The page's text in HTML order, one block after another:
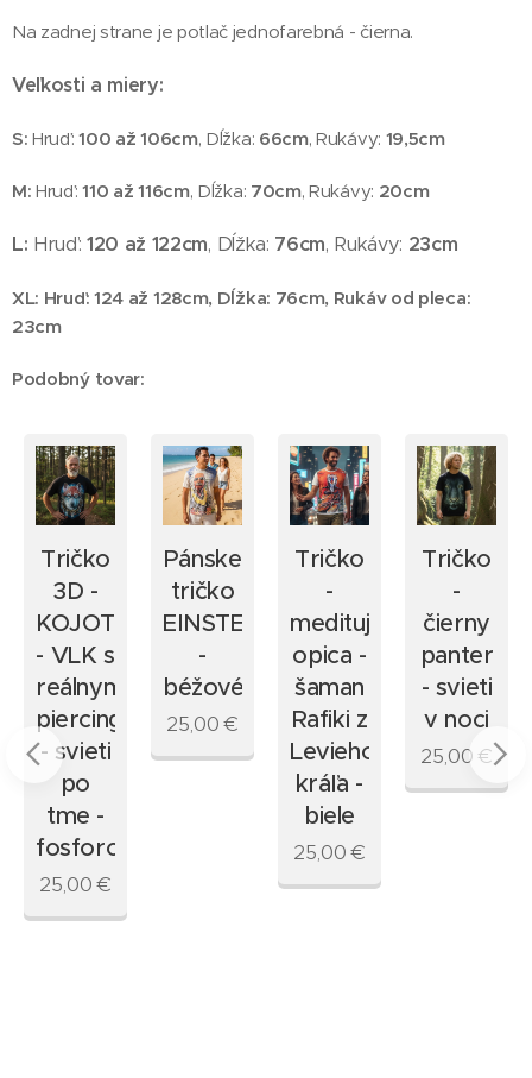
Na zadnej strane je potlač jednofarebná - čierna.
Veľkosti a miery:
S: Hruď:100 až 106cm, Dĺžka: 66cm, Rukávy: 19,5cm
M: Hruď:110 až 116cm, Dĺžka: 70cm, Rukávy: 20cm
L: Hruď:120 až 122cm, Dĺžka: 76cm, Rukávy: 23cm
XL: Hruď: 124 až 128cm, Dĺžka: 76cm, Rukáv od pleca:
23cm
Podobný tovar:
Tričko
3D -
KOJOT
- VLK s
reálnym
piercingom
- svieti
po
tme -
fosforový
25,00€
Pánske
tričko
EINSTEIN
-
béžové
25,00€
Tričko
-
meditujúca
opica -
šaman
Rafiki z
Levieho
kráľa -
biele
25,00€
Tričko
-
čierny
panter
- svieti
v noci
25,00 €